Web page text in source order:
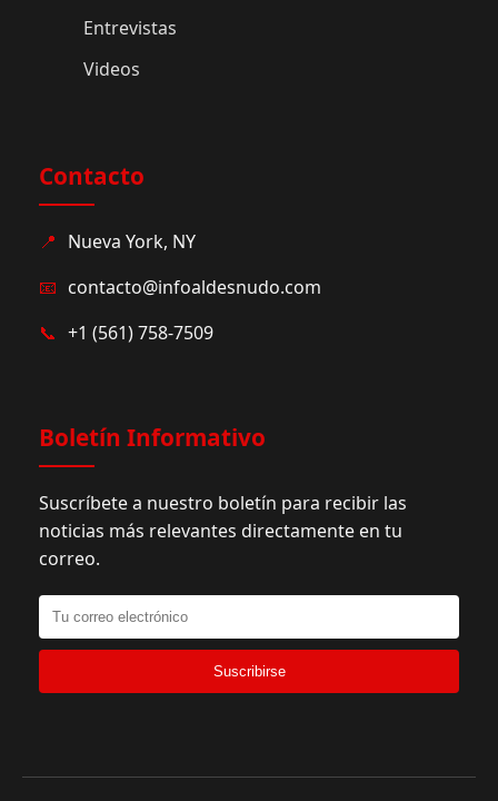
Entrevistas
Videos
Contacto
📍 Nueva York, NY
📧 contacto@infoaldesnudo.com
📞 +1 (561) 758-7509
Boletín Informativo
Suscríbete a nuestro boletín para recibir las
noticias más relevantes directamente en tu
correo.
Suscribirse